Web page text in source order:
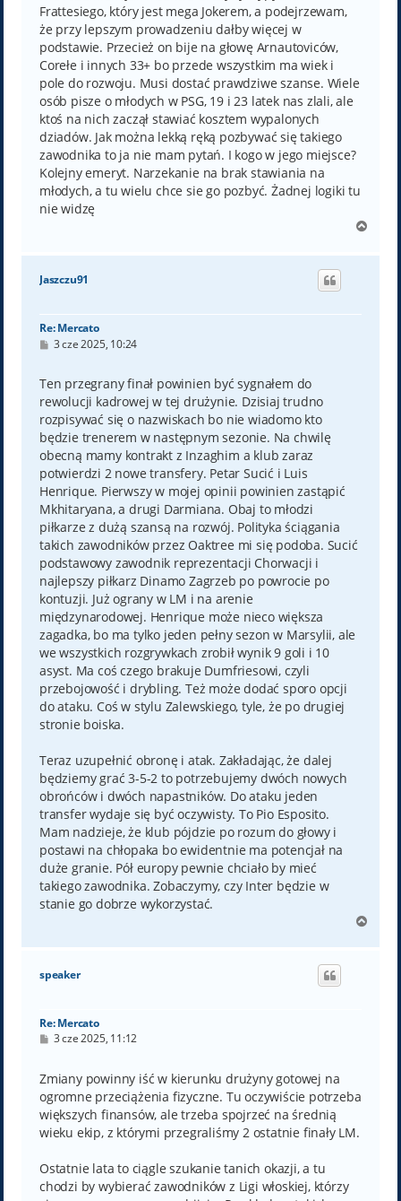
Frattesiego, który jest mega Jokerem, a podejrzewam,
że przy lepszym prowadzeniu dałby więcej w
podstawie. Przecież on bije na głowę Arnautoviców,
Corełe i innych 33+ bo przede wszystkim ma wiek i
pole do rozwoju. Musi dostać prawdziwe szanse. Wiele
osób pisze o młodych w PSG, 19 i 23 latek nas zlali, ale
ktoś na nich zaczął stawiać kosztem wypalonych
dziadów. Jak można lekką ręką pozbywać się takiego
zawodnika to ja nie mam pytań. I kogo w jego miejsce?
Kolejny emeryt. Narzekanie na brak stawiania na
młodych, a tu wielu chce sie go pozbyć. Żadnej logiki tu
nie widzę
g
Jaszczu91
Re: Mercato
P
t
3 cze 2025, 10:24
Ten przegrany finał powinien być sygnałem do
rewolucji kadrowej w tej drużynie. Dzisiaj trudno
rozpisywać się o nazwiskach bo nie wiadomo kto
będzie trenerem w następnym sezonie. Na chwilę
obecną mamy kontrakt z Inzaghim a klub zaraz
potwierdzi 2 nowe transfery. Petar Sucić i Luis
Henrique. Pierwszy w mojej opinii powinien zastąpić
Mkhitaryana, a drugi Darmiana. Obaj to młodzi
piłkarze z dużą szansą na rozwój. Polityka ściągania
takich zawodników przez Oaktree mi się podoba. Sucić
podstawowy zawodnik reprezentacji Chorwacji i
najlepszy piłkarz Dinamo Zagrzeb po powrocie po
kontuzji. Już ograny w LM i na arenie
międzynarodowej. Henrique może nieco większa
zagadka, bo ma tylko jeden pełny sezon w Marsylii, ale
we wszystkich rozgrywkach zrobił wynik 9 goli i 10
asyst. Ma coś czego brakuje Dumfriesowi, czyli
przebojowość i drybling. Też może dodać sporo opcji
do ataku. Coś w stylu Zalewskiego, tyle, że po drugiej
stronie boiska.
Teraz uzupełnić obronę i atak. Zakładając, że dalej
będziemy grać 3-5-2 to potrzebujemy dwóch nowych
obrońców i dwóch napastników. Do ataku jeden
transfer wydaje się być oczywisty. To Pio Esposito.
Mam nadzieje, że klub pójdzie po rozum do głowy i
postawi na chłopaka bo ewidentnie ma potencjał na
duże granie. Pół europy pewnie chciało by mieć
takiego zawodnika. Zobaczymy, czy Inter będzie w
stanie go dobrze wykorzystać.
g
speaker
Re: Mercato
P
t
3 cze 2025, 11:12
Zmiany powinny iść w kierunku drużyny gotowej na
ogromne przeciążenia fizyczne. Tu oczywiście potrzeba
większych finansów, ale trzeba spojrzeć na średnią
wieku ekip, z którymi przegraliśmy 2 ostatnie finały LM.
Ostatnie lata to ciągle szukanie tanich okazji, a tu
chodzi by wybierać zawodników z Ligi włoskiej, którzy